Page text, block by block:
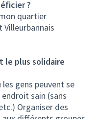
?
quartier
Villeurbannais
le plus solidaire
gens peuvent se
sain (sans
Organiser des